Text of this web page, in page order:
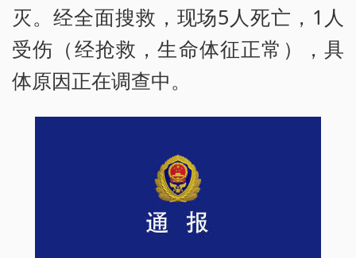
灭。经全面搜救，现场5人死亡，1人
受伤（经抢救，生命体征正常），具
体原因正在调查中。